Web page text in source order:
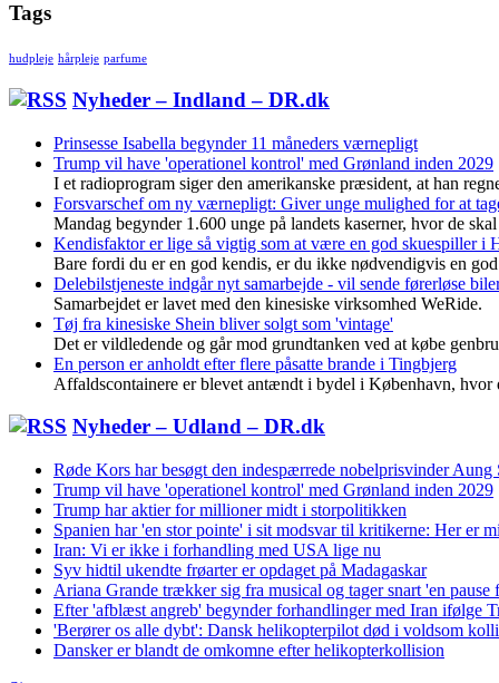
Tags
hudpleje hårpleje parfume
Nyheder – Indland – DR.dk
Prinsesse Isabella begynder 11 måneders værnepligt
Trump vil have 'operationel kontrol' med Grønland inden 2029
I et radioprogram siger den amerikanske præsident, at han
Forsvarschef om ny værnepligt: Giver unge mulighed for at
Mandag begynder 1.600 unge på landets kaserner, hvor de
Kendisfaktor er lige så vigtig som at være en god skuespiller i
Bare fordi du er en god kendis, er du ikke nødvendigvis en
Delebilstjeneste indgår nyt samarbejde - vil sende førerløse
Samarbejdet er lavet med den kinesiske virksomhed WeRide.
Tøj fra kinesiske Shein bliver solgt som 'vintage'
Det er vildledende og går mod grundtanken ved at købe
En person er anholdt efter flere påsatte brande i Tingbjerg
Affaldscontainere er blevet antændt i bydel i København, hvor
Nyheder – Udland – DR.dk
Røde Kors har besøgt den indespærrede nobelprisvinder
Trump vil have 'operationel kontrol' med Grønland inden 2029
Trump har aktier for millioner midt i storpolitikken
Spanien har 'en stor pointe' i sit modsvar til kritikerne: Her er
Iran: Vi er ikke i forhandling med USA lige nu
Syv hidtil ukendte frøarter er opdaget på Madagaskar
Ariana Grande trækker sig fra musical og tager snart 'en pause
Efter 'afblæst angreb' begynder forhandlinger med Iran ifølge
'Berører os alle dybt': Dansk helikopterpilot død i voldsom
Dansker er blandt de omkomne efter helikopterkollision